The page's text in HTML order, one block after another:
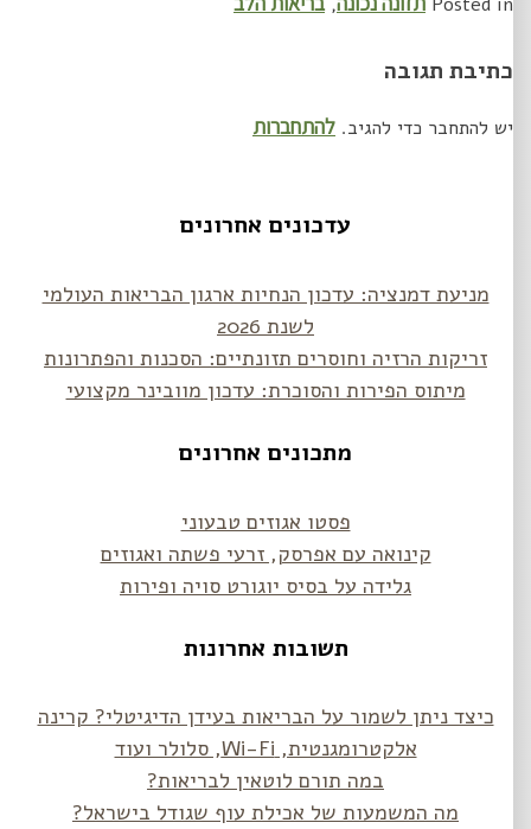
כתיבת תגובה
יש להתחבר כדי להגיב.להתחברות
עדכונים אחרונים
מניעת דמנציה: עדכון הנחיות ארגון הבריאות העולמי
לשנת 2026
זריקות הרזיה וחוסרים תזונתיים: הסכנות והפתרונות
מיתוס הפירות והסוכרת: עדכון מוובינר מקצועי
מתכונים אחרונים
פסטו אגוזים טבעוני
קינואה עם אפרסק, זרעי פשתה ואגוזים
גלידה על בסיס יוגורט סויה ופירות
תשובות אחרונות
כיצד ניתן לשמור על הבריאות בעידן הדיגיטלי? קרינה
אלקטרומגנטית, Wi-Fi, סלולר ועוד
במה תורם לוטאין לבריאות?
מה המשמעות של אכילת עוף שגודל בישראל?